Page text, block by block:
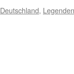
Deutschland, Legenden